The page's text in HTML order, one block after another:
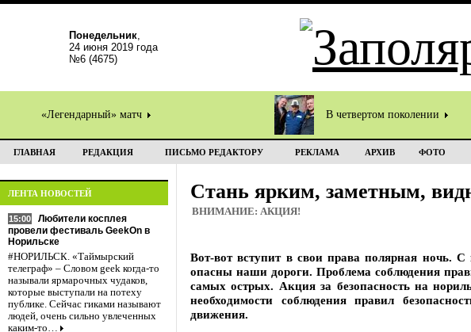
Понедельник,
24 июня 2019 года
№6 (4675)
«Легендарный» матч В четвертом поколении
ГЛАВНАЯ РЕДАКЦИЯ ПИСЬМО РЕДАКТОРУ РЕКЛАМА АРХИВ ФОТО
ЛЕНТА НОВОСТЕЙ
15:00
Любители косплея
провели фестиваль GeekOn в
Норильске
#НОРИЛЬСК. «Таймырский
телеграф» – Словом geek когда-то
называли ярмарочных чудаков,
которые выступали на потеху
публике. Сейчас гиками называют
людей, очень сильно увлеченных
каким-то…
Стань ярким, заметным,
ВНИМАНИЕ: АКЦИЯ!
Вот-вот вступит в свои права полярная ночь.
опасны наши дороги. Проблема соблюдения
самых острых. Акция за безопасность на
необходимости соблюдения правил
движения.